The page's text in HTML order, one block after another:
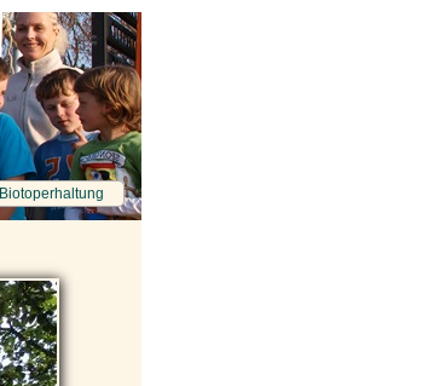
Biotoperhaltung